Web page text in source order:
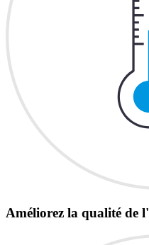
Améliorez la qualité de